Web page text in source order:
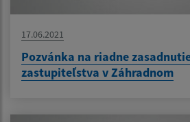
17.06.2021
Pozvánka na riadne
zastupiteľstva v Záhradnom